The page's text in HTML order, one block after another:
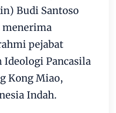
Budi Santoso
menerima
pejabat
Ideologi Pancasila
Kong Miao,
Indah.